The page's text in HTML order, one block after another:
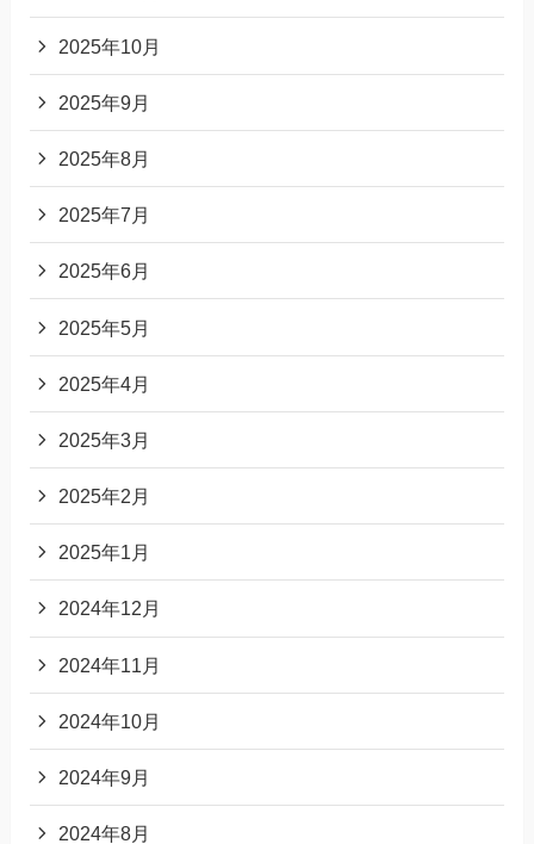
2025年10月
2025年9月
2025年8月
2025年7月
2025年6月
2025年5月
2025年4月
2025年3月
2025年2月
2025年1月
2024年12月
2024年11月
2024年10月
2024年9月
2024年8月